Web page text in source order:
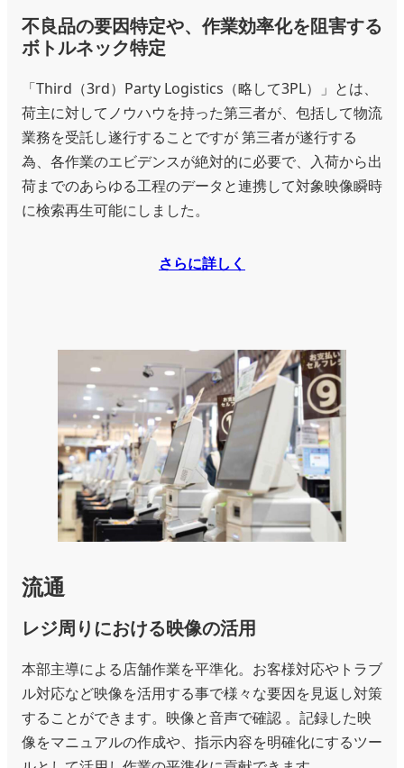
不良品の要因特定や、作業効率化を阻害する
ボトルネック特定
「Third（3rd）Party Logistics（略して3PL）」とは、
荷主に対してノウハウを持った第三者が、包括して物流
業務を受託し遂行することですが 第三者が遂行する
為、各作業のエビデンスが絶対的に必要で、入荷から出
荷までのあらゆる工程のデータと連携して対象映像瞬時
に検索再生可能にしました。
さらに詳しく
流通
レジ周りにおける映像の活用
本部主導による店舗作業を平準化。お客様対応やトラブ
ル対応など映像を活用する事で様々な要因を見返し対策
することができます。映像と音声で確認 。記録した映
像をマニュアルの作成や、指示内容を明確化にするツー